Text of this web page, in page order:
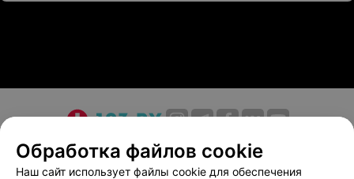
О проекте Новости проекта
Размещение рекламы
Медицинский маркетинг
Публичный договор
Обработка файлов cookie
Наш сайт использует файлы cookie для обеспечения